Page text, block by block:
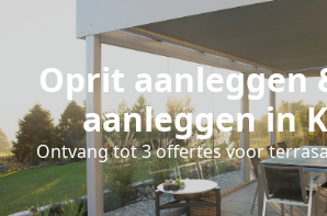
Oprit aanleggen
aanleggen in
Ontvang tot 3 offertes voor